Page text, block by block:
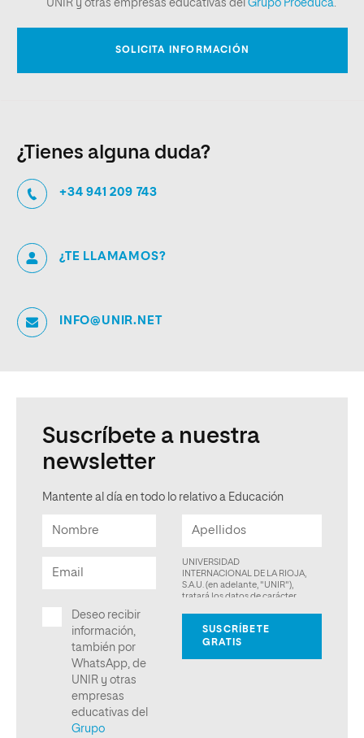
¿Tienes alguna duda?
+34 941 209 743
¿TE LLAMAMOS?
INFO@UNIR.NET
Suscríbete a nuestra
newsletter
Mantente al día en todo lo relativo a Educación